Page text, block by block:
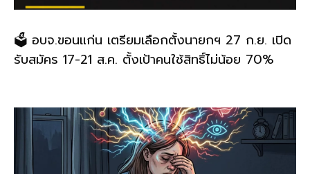
🗳️ อบจ.ขอนแก่น เตรียมเลือกตั้งนายกฯ 27 ก.ย. เปิด
รับสมัคร 17-21 ส.ค. ตั้งเป้าคนใช้สิทธิ์ไม่น้อย 70%